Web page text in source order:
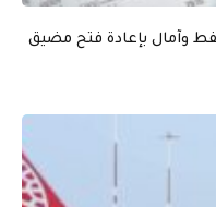
مع تراجع النفط وآمال بإعادة فتح مضيق